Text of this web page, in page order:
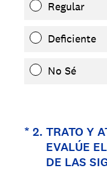
Regular
Deficiente
No Sé
* 2. TRATO Y
EVALÚE
DE LAS
(Obligatorio).